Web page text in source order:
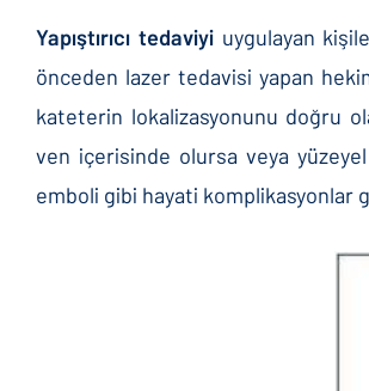
Yapıştırıcı tedaviyiuygulayan
önceden lazer tedavisi yapan
kateterin lokalizasyonunu doğru
ven içerisinde olursa veya
emboli gibi hayati komplikasyonlar